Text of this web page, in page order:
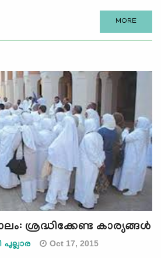
MORE
ശ്രദ്ധിക്കേണ്ട കാര്യങ്ങള്‍
Oct 17, 2015